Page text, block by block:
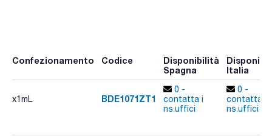
Confezionamento Codice
Disponibilità
Spagna
Italia
x1mL BDE1071ZT1
0 -
contatta i
ns.uffici
0 -
contatta i
ns.uffici